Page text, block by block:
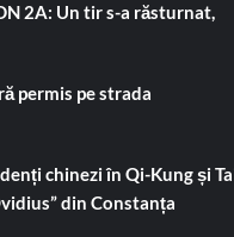
2A: Un tir s-a răsturnat,
permis pe strada
chinezi în Qi-Kung și
din Constanța